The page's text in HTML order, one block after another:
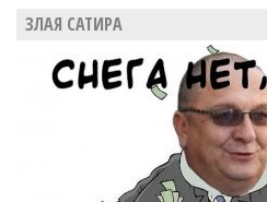
ЗЛАЯ САТИРА